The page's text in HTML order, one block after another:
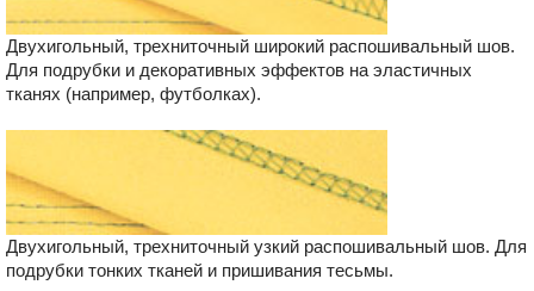
Двухигольный, трехниточный широкий распошивальный шов.
Для подрубки и декоративных эффектов на эластичных
тканях (например, футболках).
Двухигольный, трехниточный узкий распошивальный шов. Для
подрубки тонких тканей и пришивания тесьмы.